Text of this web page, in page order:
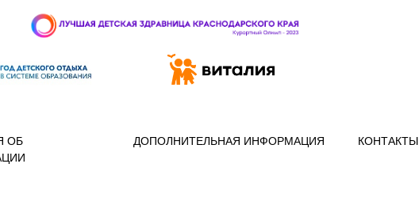
КОНТАКТЫ
ОБ
ДОПОЛНИТЕЛЬНАЯ ИНФОРМАЦИЯ